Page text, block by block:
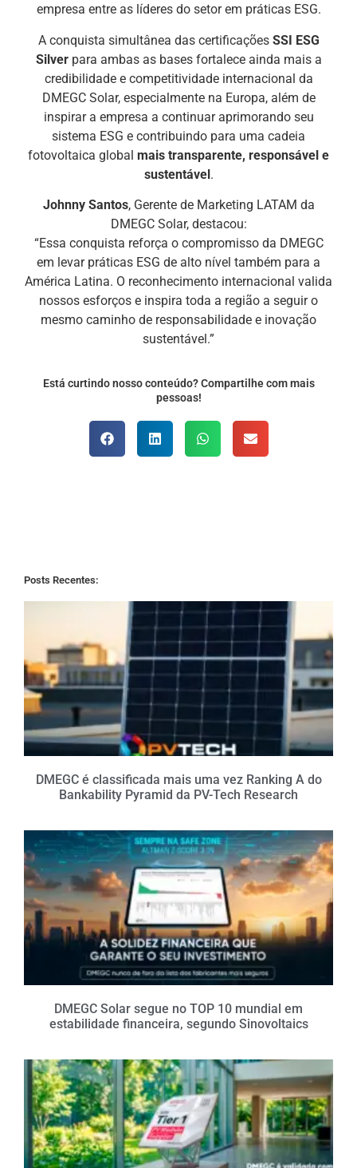
empresa entre as líderes do setor em práticas ESG.
A conquista simultânea das certificações SSI ESG
Silverpara ambas as bases fortalece ainda mais a
credibilidade e competitividade internacional da
DMEGC Solar, especialmente na Europa, além de
inspirar a empresa a continuar aprimorando seu
sistema ESG e contribuindo para uma cadeia
fotovoltaica global mais transparente, responsável e
sustentável.
Johnny Santos, Gerente de Marketing LATAM da
DMEGC Solar, destacou:
“Essa conquista reforça o compromisso da DMEGC
em levar práticas ESG de alto nível também para a
América Latina. O reconhecimento internacional valida
nossos esforços e inspira toda a região a seguir o
mesmo caminho de responsabilidade e inovação
sustentável.”
Está curtindo nosso conteúdo? Compartilhe com mais
pessoas!
Posts Recentes:
DMEGC é classificada mais uma vez Ranking A do
Bankability Pyramid da PV-Tech Research
DMEGC Solar segue no TOP 10 mundial em
estabilidade financeira, segundo Sinovoltaics